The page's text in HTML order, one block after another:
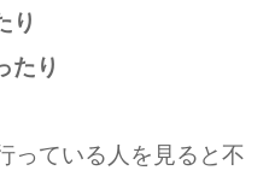
り
たり
っている人を見ると不